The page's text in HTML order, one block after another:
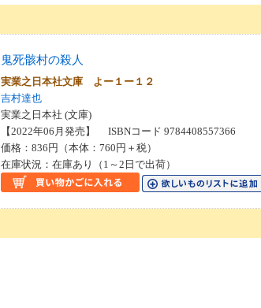
鬼死骸村の殺人
実業之日本社文庫 よー１ー１２
吉村達也
実業之日本社 (文庫)
【2022年06月発売】 ISBNコード 9784408557366
価格：836円（本体：760円＋税）
在庫状況：在庫あり（1～2日で出荷）